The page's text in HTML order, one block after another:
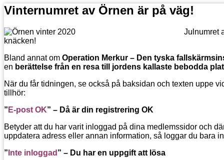
Vinternumret av Örnen är på väg!
Julnumret
knäcken!
Bland annat om Operation Merkur – Den tyska
en berättelse från en resa till jordens kallaste bebodda
När du får tidningen, se också på baksidan och texten uppe
tillhör:
” E-post OK” – Då är din registrering OK
Betyder att du har varit inloggad på dina medlemssidor och
uppdatera adress eller annan information, så loggar du bara
” Inte inloggad ” – Du har en uppgift att lösa